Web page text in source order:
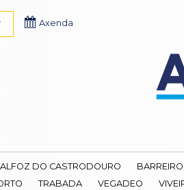
Axenda
ALFOZ DO CASTRODOURO
TRABADA VEGADEO